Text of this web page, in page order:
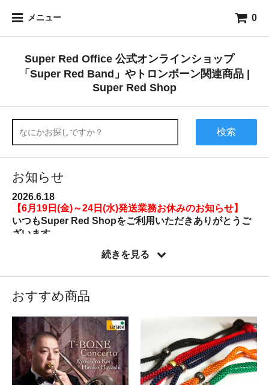
メニュー 0
Super Red Office 公式オンラインショップ
「Super Red Band」やトロンボーン関連商品 |
Super Red Shop
検索
お知らせ
2026.6.18
【6月19日(金)～24日(水)発送業務お休みのお知らせ】
いつもSuper Red Shopをご利用いただきありがとうご
ざいます。
休みさせていただきます。 この期間にいただきましたご
ご迷惑をお掛けしますが、ご了承くださいますようお願
------------------------------------------------------------
2026.3.13
【電話番号の変更について】
平素よりSuper Red Shopをご愛顧いただきありがとう
ございます。
続きを見る
おすすめ商品